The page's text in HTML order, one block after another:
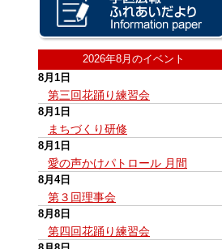
2026年8月のイベント
8月1日
第三回花踊り練習会
8月1日
まちづくり研修
8月1日
愛の声かけパトロール 月間
8月4日
第３回理事会
8月8日
第四回花踊り練習会